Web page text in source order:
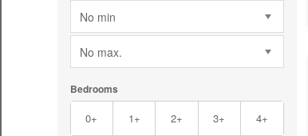
No min
No max.
Bedrooms
0+ 1+ 2+ 3+ 4+